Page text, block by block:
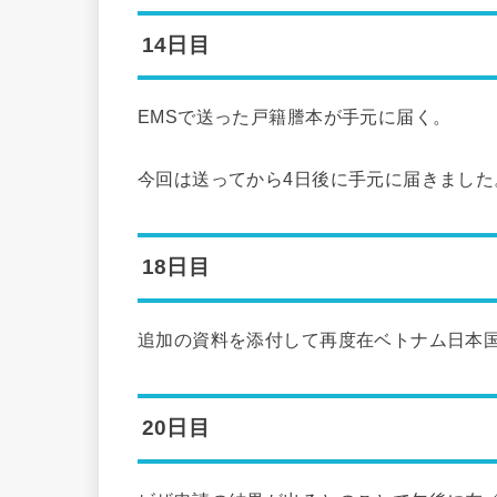
14日目
EMSで送った戸籍謄本が手元に届く。
今回は送ってから4日後に手元に届きまし
18日目
追加の資料を添付して再度在ベトナム日本
20日目